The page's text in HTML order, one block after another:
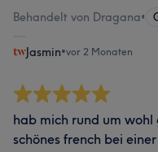
Behandelt von Dragana•
Jasmin•vor 2 Monaten
hab mich rund um
schönes french bei